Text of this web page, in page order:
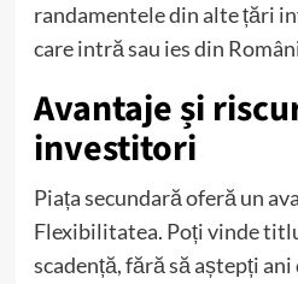
randamentele din alte țări
care intră sau ies din
Avantaje și
investitori
Piața secundară oferă un
Flexibilitatea. Poți vinde
scadență, fără să aștepți ani